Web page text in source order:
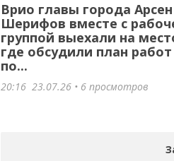
Врио главы города Арсен
Шерифов вместе с
группой выехали на
где обсудили план работ
по...
20:16 23.07.26 • 6 просмотров